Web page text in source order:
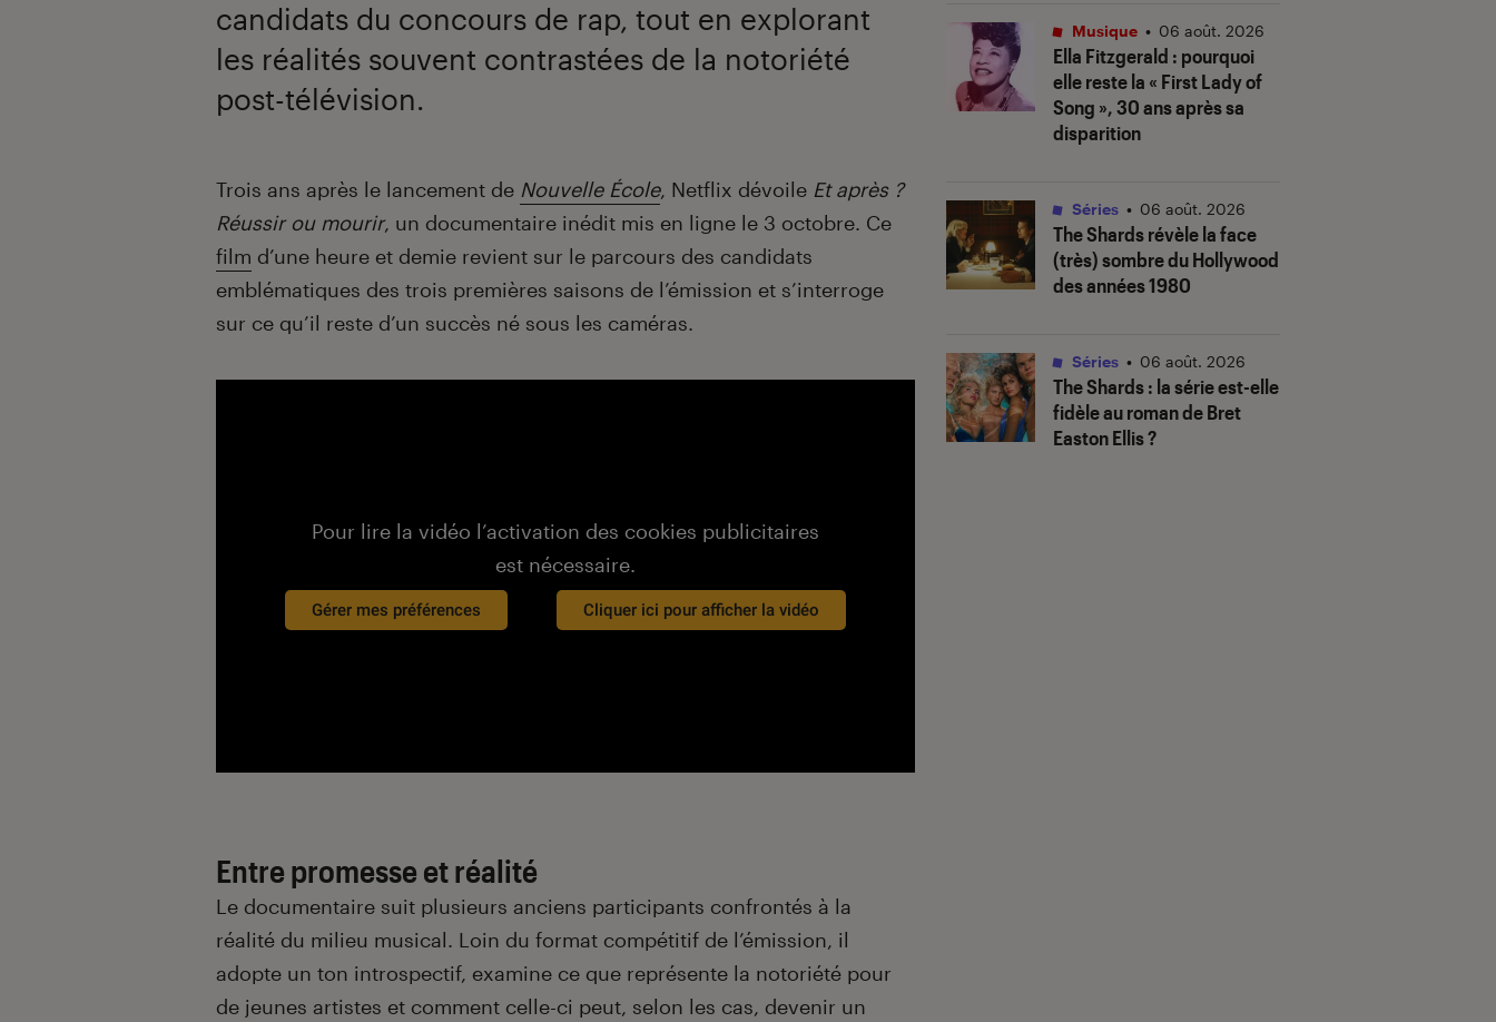
candidats du concours de rap, tout en explorant
les réalités souvent contrastées de la notoriété
post-télévision.
Introduction
Trois ans après le lancement de Nouvelle École, Netflix dévoile Et après ?
Réussir ou mourir, un documentaire inédit mis en ligne le 3 octobre. Ce
film d’une heure et demie revient sur le parcours des candidats
emblématiques des trois premières saisons de l’émission et s’interroge
sur ce qu’il reste d’un succès né sous les caméras.
Pour lire la vidéo l’activation des cookies publicitaires
est nécessaire.
Gérer mes préférences Cliquer ici pour afficher la vidéo
Entre promesse et réalité
Le documentaire suit plusieurs anciens participants confrontés à la
réalité du milieu musical. Loin du format compétitif de l’émission, il
adopte un ton introspectif, examine ce que représente la notoriété pour
de jeunes artistes et comment celle-ci peut, selon les cas, devenir un
Ella Fitzgerald : pourquoi
elle reste la « First Lady of
Song », 30 ans après sa
disparition
Musique • 06 août. 2026
The Shardsrévèle la face
(très) sombre du Hollywood
des années 1980
Séries • 06 août. 2026
The Shards: la série est-elle
fidèle au roman de Bret
Easton Ellis ?
Séries • 06 août. 2026